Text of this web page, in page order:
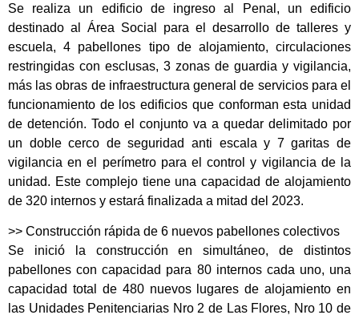
Se realiza un edificio de ingreso al Penal, un edificio
destinado al Área Social para el desarrollo de talleres y
escuela, 4 pabellones tipo de alojamiento, circulaciones
restringidas con esclusas, 3 zonas de guardia y vigilancia,
más las obras de infraestructura general de servicios para el
funcionamiento de los edificios que conforman esta unidad
de detención. Todo el conjunto va a quedar delimitado por
un doble cerco de seguridad anti escala y 7 garitas de
vigilancia en el perímetro para el control y vigilancia de la
unidad. Este complejo tiene una capacidad de alojamiento
de 320 internos y estará finalizada a mitad del 2023.
>> Construcción rápida de 6 nuevos pabellones colectivos
Se inició la construcción en simultáneo, de distintos
pabellones con capacidad para 80 internos cada uno, una
capacidad total de 480 nuevos lugares de alojamiento en
las Unidades Penitenciarias Nro 2 de Las Flores, Nro 10 de